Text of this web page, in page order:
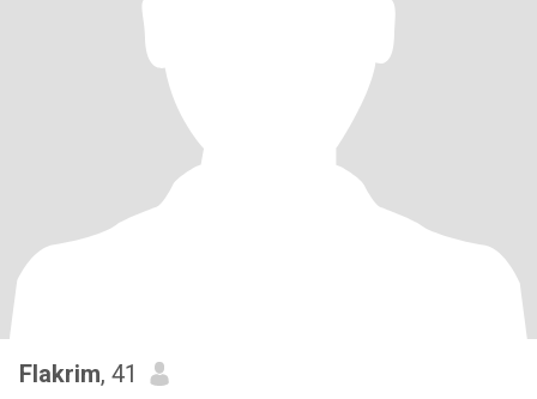
Flakrim, 41